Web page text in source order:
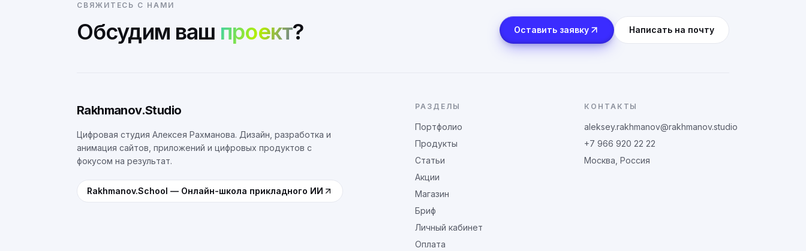
СВЯЖИТЕСЬ С НАМИ
Обсудим ваш проект? Оставить заявку Написать на почту
Rakhmanov.Studio
Цифровая студия Алексея Рахманова. Дизайн, разработка и
анимация сайтов, приложений и цифровых продуктов с
фокусом на результат.
Rakhmanov.School — Онлайн-школа прикладного ИИ
РАЗДЕЛЫ
Портфолио
Продукты
Статьи
Акции
Магазин
Бриф
Личный кабинет
Оплата
КОНТАКТЫ
aleksey.rakhmanov@rakhmanov.studio
+7 966 920 22 22
Москва, Россия